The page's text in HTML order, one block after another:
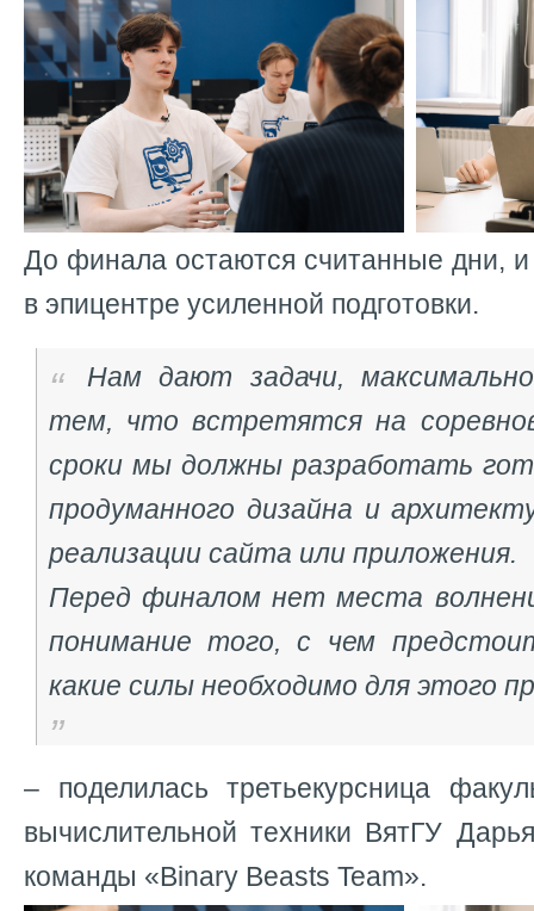
До финала остаются считанные дни, и
в эпицентре усиленной подготовки.
Нам дают задачи,
тем, что встретятся на
сроки мы должны разработать
продуманного дизайна и
реализации сайта или приложения.
Перед финалом нет места
понимание того, с чем
какие силы необходимо для этого
– поделилась третьекурсница
вычислительной техники ВятГУ
команды «Binary Beasts Team».